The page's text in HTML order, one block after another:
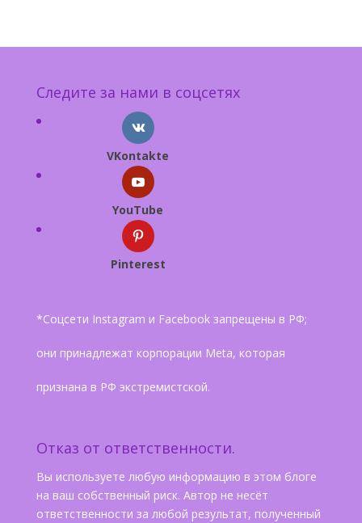
Следите за нами в соцсетях
VKontakte
YouTube
Pinterest
*Соцсети Instagram и Facebook запрещены в РФ;
они принадлежат корпорации Meta, которая
признана в РФ экстремистской.
Отказ от ответственности.
Вы используете любую информацию в этом блоге
на ваш собственный риск. Автор не несёт
ответственности за любой результат, полученный